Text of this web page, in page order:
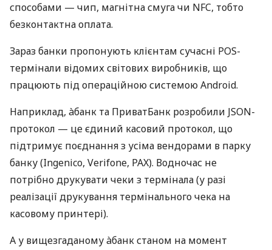
способами — чип, магнітна смуга чи NFC, тобто
безконтактна оплата.
Зараз банки пропонують клієнтам сучасні POS-
термінали відомих світових виробників, що
працюють під операційною системою Android.
Наприклад, àбанк та ПриватБанк розробили JSON-
протокол — це єдиний касовий протокол, що
підтримує поєднання з усіма вендорами в парку
банку (Ingenico, Verifone, PAX). Водночас не
потрібно друкувати чеки з термінала (у разі
реалізації друкування термінального чека на
касовому принтері).
А у вищезгаданому àбанк станом на момент